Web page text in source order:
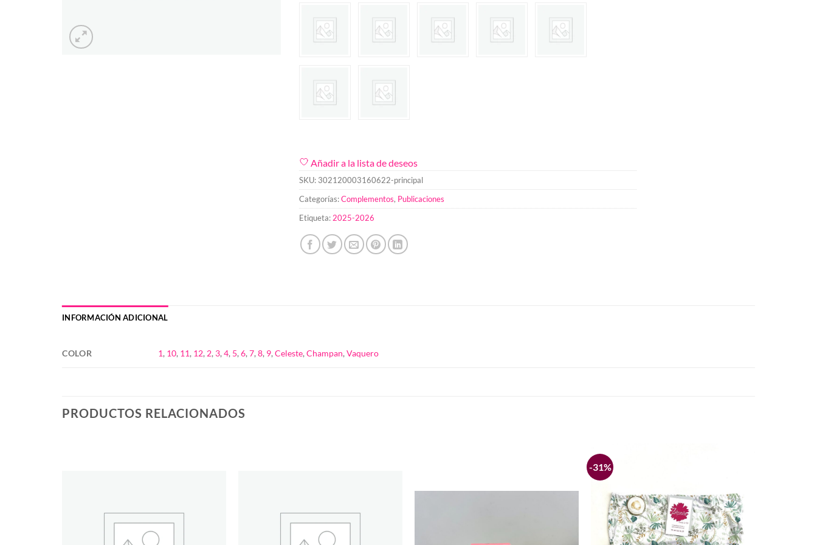
Añadir a la lista de deseos
SKU: 302120003160622-principal
Categorías:Complementos, Publicaciones
Etiqueta: 2025-2026
INFORMACIÓN ADICIONAL
COLOR 1, 10, 11, 12, 2, 3,4, 5,6,7,8, 9,Celeste,Champan,Vaquero
PRODUCTOS RELACIONADOS
-31%
deseos